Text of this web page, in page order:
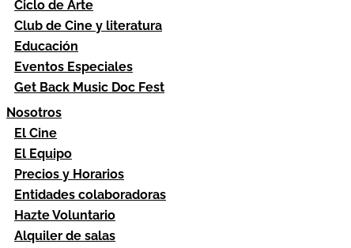
Ciclo de Arte
Club de Cine y literatura
Educación
Eventos Especiales
Get Back Music Doc Fest
Nosotros
El Cine
El Equipo
Precios y Horarios
Entidades colaboradoras
Hazte Voluntario
Alquiler de salas